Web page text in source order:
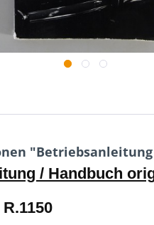
"Betriebsanleitung
/ Handbuch